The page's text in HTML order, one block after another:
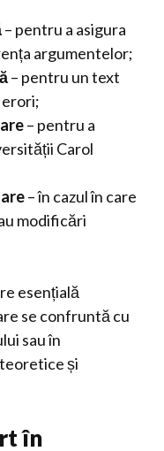
– pentru a asigura
argumentelor;
– pentru un text
erori;
– pentru a
Carol
– în cazul în care
modificări
esențială
se confruntă cu
sau în
și
în